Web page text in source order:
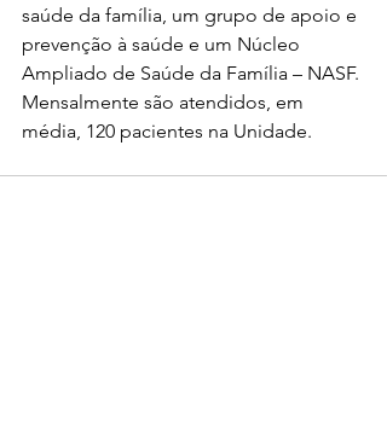
saúde da família, um grupo de apoio e
prevenção à saúde e um Núcleo
Ampliado de Saúde da Família – NASF.
Mensalmente são atendidos, em
média, 120 pacientes na Unidade.